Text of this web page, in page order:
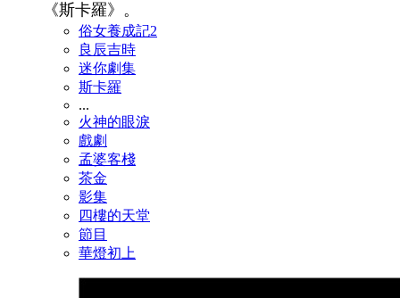
《斯卡羅》。
俗女養成記2
良辰吉時
迷你劇集
斯卡羅
...
火神的眼淚
戲劇
孟婆客棧
茶金
影集
四樓的天堂
節目
華燈初上